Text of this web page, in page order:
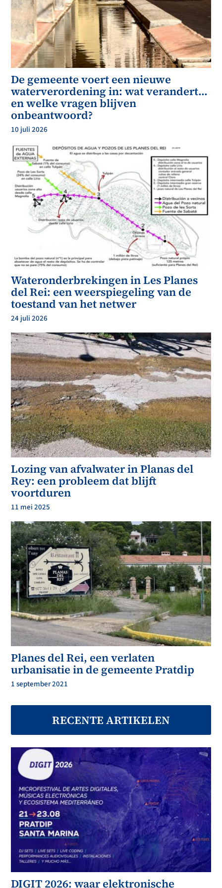
De gemeente voert een nieuwe
waterverordening in: wat verandert…
en welke vragen blijven
onbeantwoord?
10 juli 2026
Wateronderbrekingen in Les Planes
del Rei: een weerspiegeling van de
toestand van het netwer
24 juli 2026
Lozing van afvalwater in Planas del
Rey: een probleem dat blijft
voortduren
11 mei 2025
Planes del Rei, een verlaten
urbanisatie in de gemeente Pratdip
1 september 2021
RECENTE ARTIKELEN
DIGIT 2026: waar elektronische